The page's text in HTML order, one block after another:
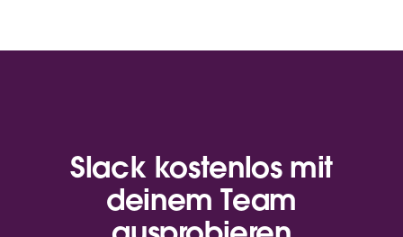
Slack kostenlos mit
deinem Team